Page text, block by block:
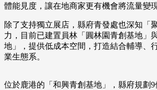
體能見度，讓在地商家更有機會將流量變現
除了支持獨立展店，縣府青發處也深知「
力，目前已建置員林「圓林園青創基地」
地」，提供低成本空間，打造結合輔導、
業生態系。
位於鹿港的「和興青創基地」，縣府規劃